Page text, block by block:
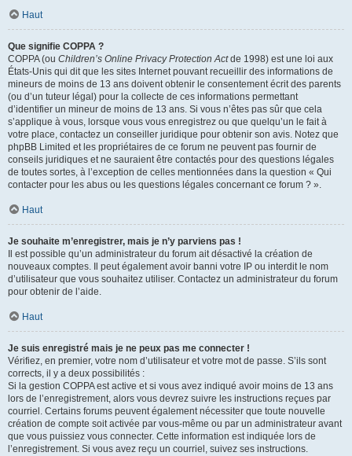
Haut
Que signifie COPPA ?
COPPA (ou Children’s Online Privacy Protection Actde 1998) est une loi aux
États-Unis qui dit que les sites Internet pouvant recueillir des informations de
mineurs de moins de 13 ans doivent obtenir le consentement écrit des parents
(ou d’un tuteur légal) pour la collecte de ces informations permettant
d’identifier un mineur de moins de 13 ans. Si vous n’êtes pas sûr que cela
s’applique à vous, lorsque vous vous enregistrez ou que quelqu’un le fait à
votre place, contactez un conseiller juridique pour obtenir son avis. Notez que
phpBB Limited et les propriétaires de ce forum ne peuvent pas fournir de
conseils juridiques et ne sauraient être contactés pour des questions légales
de toutes sortes, à l’exception de celles mentionnées dans la question « Qui
contacter pour les abus ou les questions légales concernant ce forum ? ».
Haut
Je souhaite m’enregistrer, mais je n’y parviens pas !
Il est possible qu’un administrateur du forum ait désactivé la création de
nouveaux comptes. Il peut également avoir banni votre IP ou interdit le nom
d’utilisateur que vous souhaitez utiliser. Contactez un administrateur du forum
pour obtenir de l’aide.
Haut
Je suis enregistré mais je ne peux pas me connecter !
Vérifiez, en premier, votre nom d’utilisateur et votre mot de passe. S’ils sont
corrects, il y a deux possibilités :
Si la gestion COPPA est active et si vous avez indiqué avoir moins de 13 ans
lors de l’enregistrement, alors vous devrez suivre les instructions reçues par
courriel. Certains forums peuvent également nécessiter que toute nouvelle
création de compte soit activée par vous-même ou par un administrateur avant
que vous puissiez vous connecter. Cette information est indiquée lors de
l’enregistrement. Si vous avez reçu un courriel, suivez ses instructions.